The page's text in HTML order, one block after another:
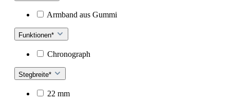
Armband aus Gummi
Funktionen*
Chronograph
Stegbreite*
22 mm